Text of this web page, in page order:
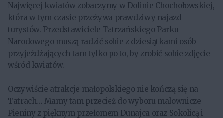
Najwięcej kwiatów zobaczymy w Dolinie Chochołowskiej,
która w tym czasie przeżywa prawdziwy najazd
turystów. Przedstawiciele Tatrzańskiego Parku
Narodowego muszą radzić sobie z dziesiątkami osób
przyjeżdżających tam tylko po to, by zrobić sobie zdjęcie
wśród kwiatów.
Oczywiście atrakcje małopolskiego nie kończą się na
Tatrach… Mamy tam przecież do wyboru malownicze
Pieniny z pięknym przełomem Dunajca oraz Sokolicą i